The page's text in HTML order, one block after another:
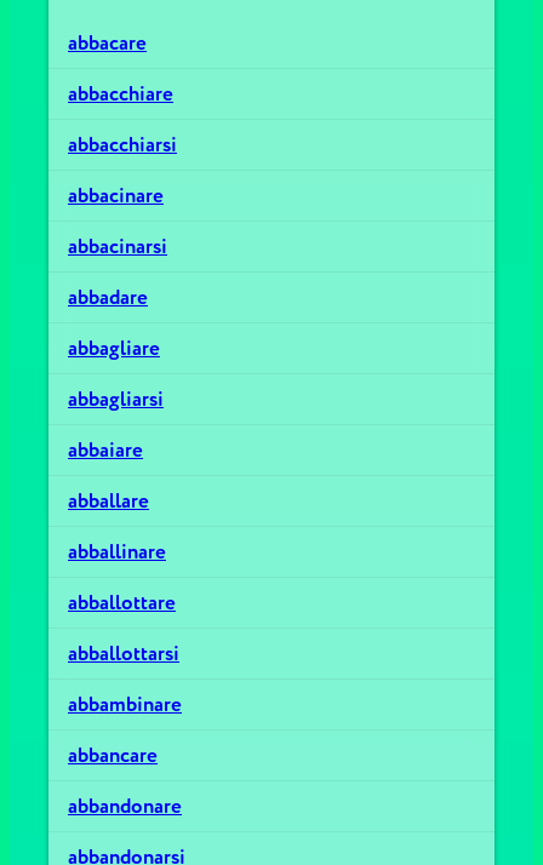
abbacare
abbacchiare
abbacchiarsi
abbacinare
abbacinarsi
abbadare
abbagliare
abbagliarsi
abbaiare
abballare
abballinare
abballottare
abballottarsi
abbambinare
abbancare
abbandonare
abbandonarsi